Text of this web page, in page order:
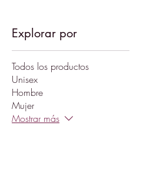
Explorar por
Todos los productos
Unisex
Hombre
Mujer
Mostrar más